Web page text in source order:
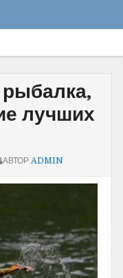
лучших
АВТОР ADMIN